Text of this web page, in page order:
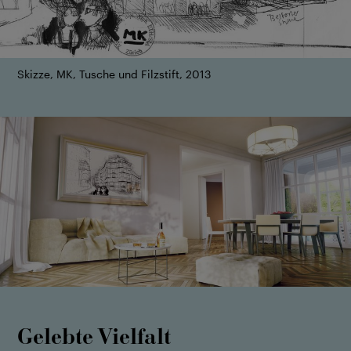
Skizze, MK, Tusche und Filzstift, 2013
Gelebte Vielfalt